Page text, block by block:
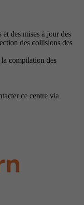
des mises à jour des
des collisions des
compilation des
ce centre via